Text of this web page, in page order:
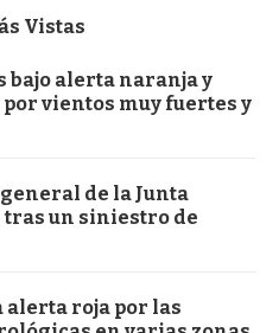
Vistas
bajo alerta naranja y
vientos muy fuertes y
de la Junta
tras un siniestro de
alerta roja por las